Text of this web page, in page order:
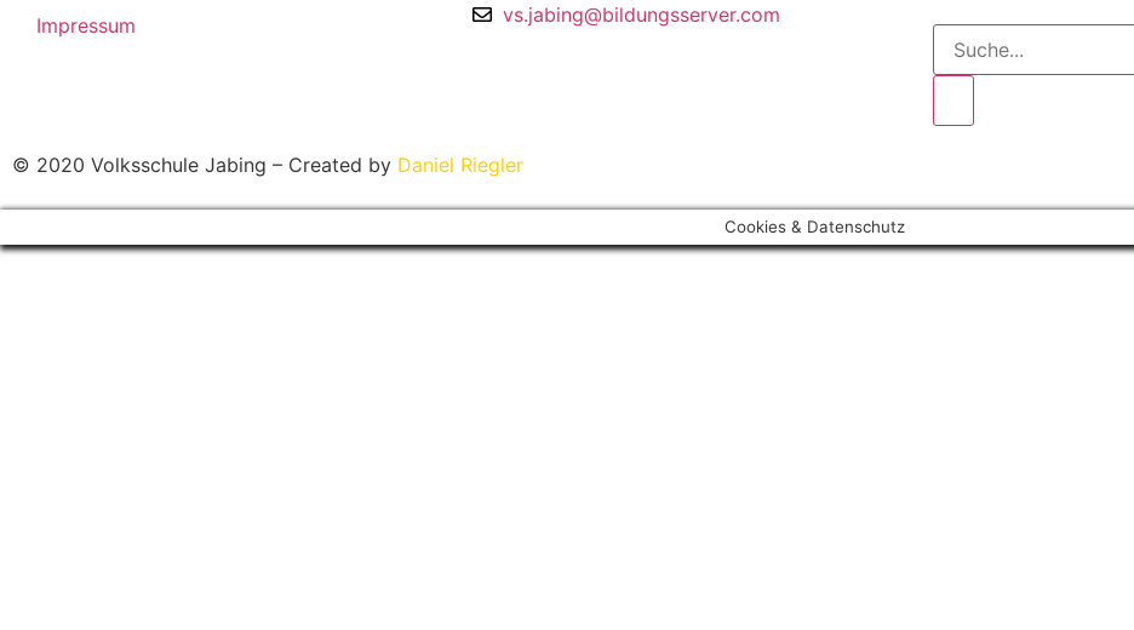
Impressum
vs.jabing@bildungsserver.com
© 2020 Volksschule Jabing – Created by Daniel Riegler
Cookies & Datenschutz